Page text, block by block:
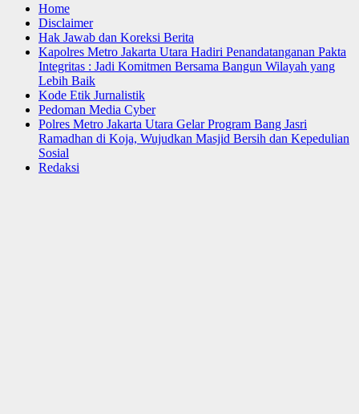
Home
Disclaimer
Hak Jawab dan Koreksi Berita
Kapolres Metro Jakarta Utara Hadiri Penandatanganan Pakta
Integritas : Jadi Komitmen Bersama Bangun Wilayah yang
Lebih Baik
Kode Etik Jurnalistik
Pedoman Media Cyber
Polres Metro Jakarta Utara Gelar Program Bang Jasri
Ramadhan di Koja, Wujudkan Masjid Bersih dan Kepedulian
Sosial
Redaksi